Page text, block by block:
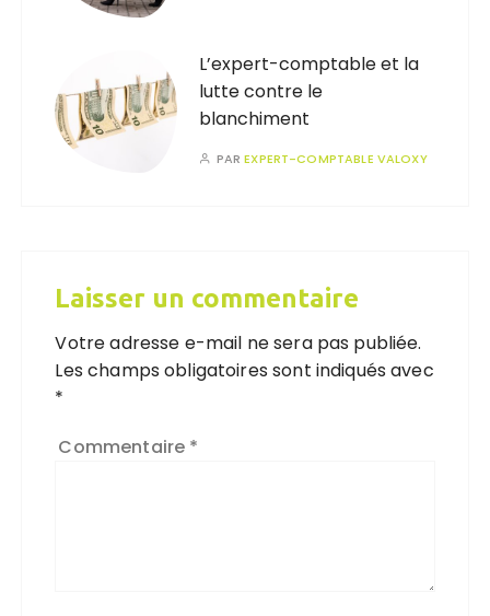
L’expert-comptable et la
lutte contre le
blanchiment
PAREXPERT-COMPTABLE VALOXY
Laisser un commentaire
Votre adresse e-mail ne sera pas publiée.
Les champs obligatoires sont indiqués avec
*
Commentaire *